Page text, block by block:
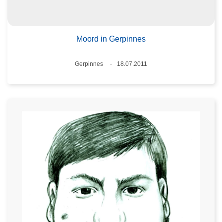
Moord in Gerpinnes
Plaats
Gerpinnes
18.07.2011